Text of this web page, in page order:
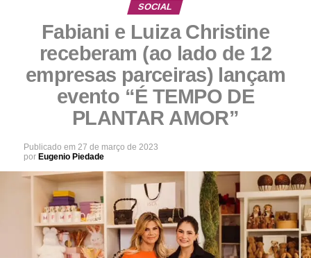
SOCIAL
Fabiani e Luiza Christine
receberam (ao lado de 12
empresas parceiras) lançam
evento “É TEMPO DE
PLANTAR AMOR”
Publicado em 27 de março de 2023
por Eugenio Piedade